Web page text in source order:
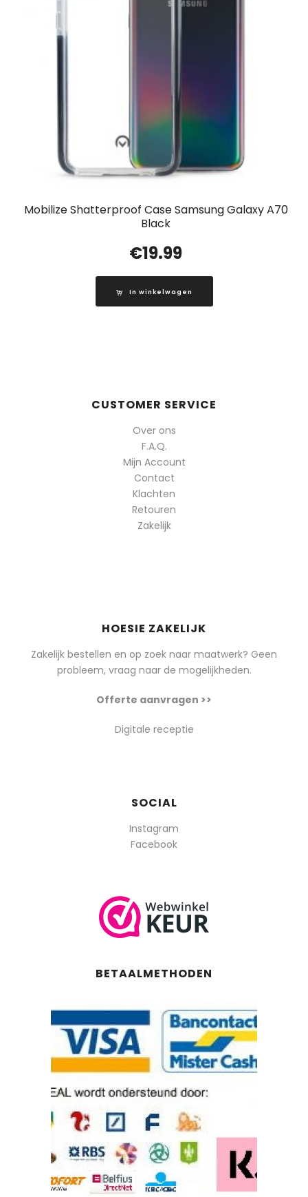
Mobilize Shatterproof Case Samsung Galaxy A70
Black
€19.99
In winkelwagen
CUSTOMER SERVICE
Over ons
F.A.Q.
Mijn Account
Contact
Klachten
Retouren
Zakelijk
HOESIE ZAKELIJK
Zakelijk bestellen en op zoek naar maatwerk? Geen
probleem, vraag naar de mogelijkheden.
Offerte aanvragen >>
Digitale receptie
SOCIAL
Instagram
Facebook
BETAALMETHODEN